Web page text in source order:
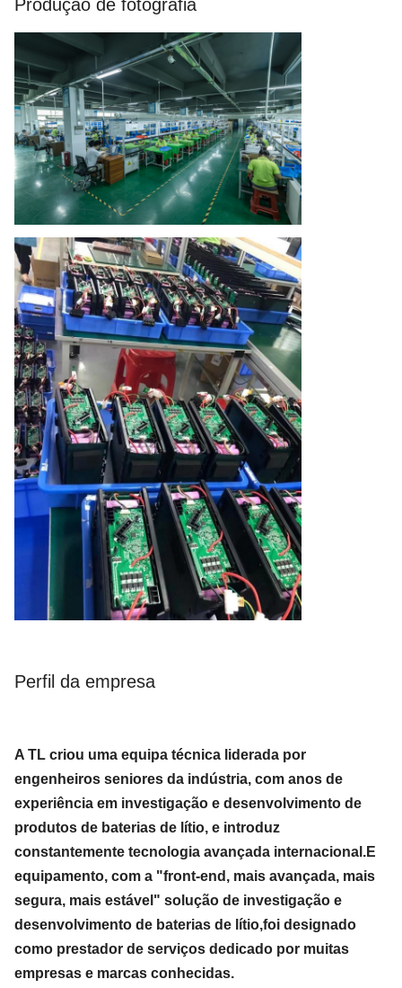
Produção de fotografia
Perfil da empresa
A TL criou uma equipa técnica liderada por
engenheiros seniores da indústria, com anos de
experiência em investigação e desenvolvimento de
produtos de baterias de lítio, e introduz
constantemente tecnologia avançada internacional.E
equipamento, com a "front-end, mais avançada, mais
segura, mais estável" solução de investigação e
desenvolvimento de baterias de lítio,foi designado
como prestador de serviços dedicado por muitas
empresas e marcas conhecidas.